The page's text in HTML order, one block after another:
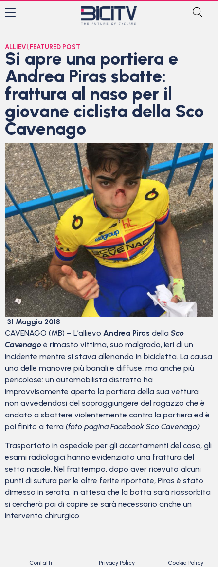
ALLIEVI , FEATURED POST
Si apre una portiera e
Andrea Piras sbatte:
frattura al naso per il
giovane ciclista della Sco
Cavenago
31 Maggio 2018
CAVENAGO (MB) – L’allievo Andrea Piras della Sco
Cavenago è rimasto vittima, suo malgrado, ieri di un
incidente mentre si stava allenando in bicicletta. La causa
una delle manovre più banali e diffuse, ma anche più
pericolose: un automobilista distratto ha
improvvisamente aperto la portiera della sua vettura
non avvedendosi del sopraggiungere del ragazzo che è
andato a sbattere violentemente contro la portiera ed è
poi finito a terra (foto pagina Facebook Sco Cavenago).
Trasportato in ospedale per gli accertamenti del caso, gli
esami radiologici hanno evidenziato una frattura del
setto nasale. Nel frattempo, dopo aver ricevuto alcuni
punti di sutura per le altre ferite riportate, Piras è stato
dimesso in serata. In attesa che la botta sarà riassorbita
si cercherà poi di capire se sarà necessario anche un
intervento chirurgico.
Contatti Privacy Policy Cookie Policy